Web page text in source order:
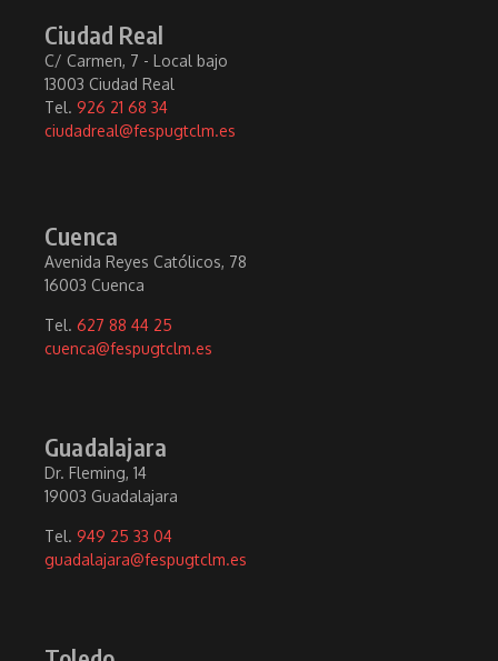
Ciudad Real
C/ Carmen, 7 - Local bajo
13003 Ciudad Real
Tel. 926 21 68 34
ciudadreal@fespugtclm.es
Cuenca
Avenida Reyes Católicos, 78
16003 Cuenca
Tel. 627 88 44 25
cuenca@fespugtclm.es
Guadalajara
Dr. Fleming, 14
19003 Guadalajara
Tel. 949 25 33 04
guadalajara@fespugtclm.es